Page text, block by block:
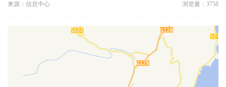
来源：信息中心
浏览量：3758